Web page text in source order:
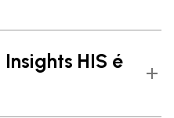
HIS é